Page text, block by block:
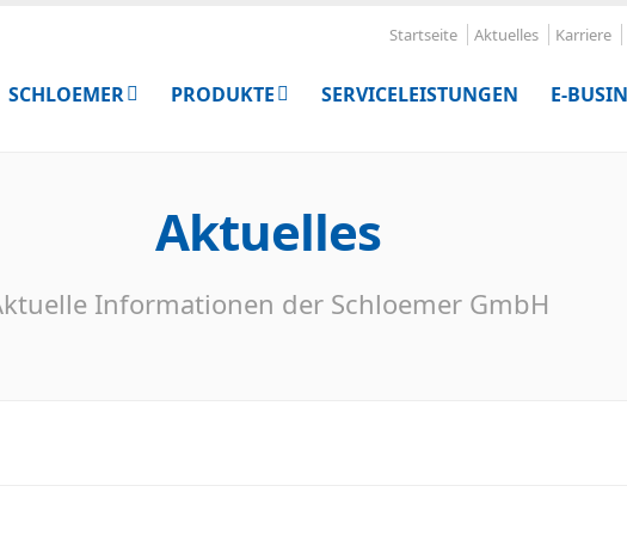
Startseite Aktuelles Karriere
SCHLOEMER PRODUKTE SERVICELEISTUNGEN E-
Aktuelles
Informationen der Schloemer GmbH